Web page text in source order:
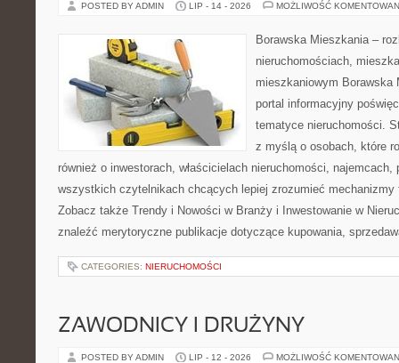
POSTED BY ADMIN LIP - 14 - 2026 MOŻLIWOŚĆ
Borawska Mieszkania –
nieruchomościach,
mieszkaniowym Borawska
portal informacyjny
tematyce nieruchomości.
z myślą o osobach, które
również o inwestorach, właścicielach nieruchomości, najemcach,
wszystkich czytelnikach chcących lepiej zrozumieć mechanizmy
Zobacz także Trendy i Nowości w Branży i Inwestowanie w
znaleźć merytoryczne publikacje dotyczące kupowania,
CATEGORIES: NIERUCHOMOŚCI
ZAWODNICY I DRUŻYNY
POSTED BY ADMIN LIP - 12 - 2026 MOŻLIWOŚĆ